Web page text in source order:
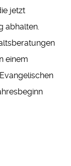
jetzt
abhalten.
einem